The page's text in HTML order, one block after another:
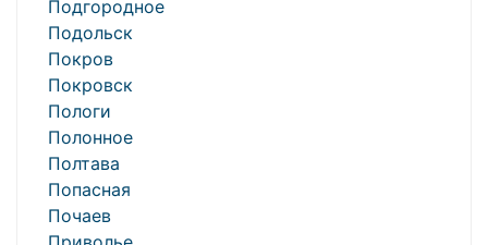
Подгородное
Подольск
Покров
Покровск
Пологи
Полонное
Полтава
Попасная
Почаев